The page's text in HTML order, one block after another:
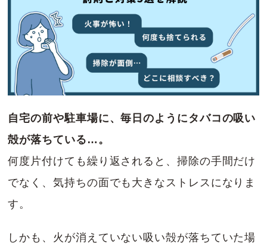
自宅の前や駐車場に、毎日のようにタバコの吸い
殻が落ちている…。
何度片付けても繰り返されると、掃除の手間だけ
でなく、気持ちの面でも大きなストレスになりま
す。
しかも、火が消えていない吸い殻が落ちていた場